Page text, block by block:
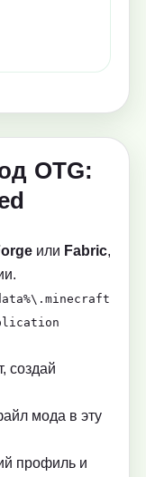
OTG:
или Fabric,
создай
мода в эту
профиль и